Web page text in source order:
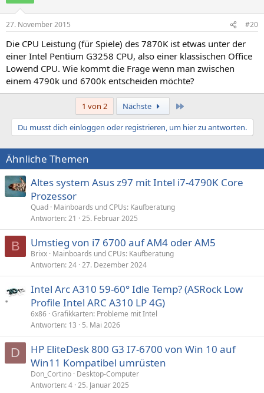
27. November 2015 #20
Die CPU Leistung (für Spiele) des 7870K ist etwas unter der
einer Intel Pentium G3258 CPU, also einer klassischen Office
Lowend CPU. Wie kommt die Frage wenn man zwischen
einem 4790k und 6700k entscheiden möchte?
1 von 2 Nächste
Du musst dich einloggen oder registrieren, um hier zu antworten.
Ähnliche Themen
Altes system Asus z97 mit Intel i7-4790K Core
Prozessor
Quad Mainboards und CPUs: Kaufberatung
Antworten 21 25. Februar 2025
B Umstieg von i7 6700 auf AM4 oder AM5
Brixx Mainboards und CPUs: Kaufberatung
Antworten 24 27. Dezember 2024
Intel Arc A310 59-60° Idle Temp? (ASRock Low
Profile Intel ARC A310 LP 4G)
6x86 Grafikkarten: Probleme mit Intel
Antworten 13 5. Mai 2026
D
HP EliteDesk 800 G3 I7-6700 von Win 10 auf
Win11 Kompatibel umrüsten
Don_Cortino Desktop-Computer
Antworten 4 25. Januar 2025